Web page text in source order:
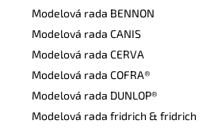
Modelová rada BENNON
Modelová rada CANIS
Modelová rada CERVA
Modelová rada COFRA®
Modelová rada DUNLOP®
Modelová rada fridrich & fridrich
VYSOKÁ BEZPEČNOSTNÁ OBUV UVEX 2
6935 S3 SRC TREND ČIERNA